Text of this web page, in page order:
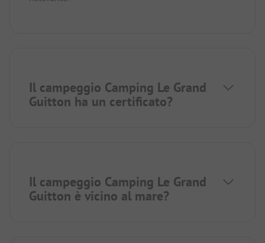
Il campeggio Camping Le Grand
Guitton ha un certificato?
Il campeggio Camping Le Grand
Guitton è vicino al mare?